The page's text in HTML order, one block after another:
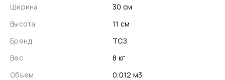
Ширина
30 см
Высота
11 см
Бренд
ТСЗ
Вес
8 кг
Объем
0.012 м3